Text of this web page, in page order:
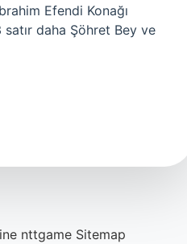
Efendi Konağı
satır daha Şöhret Bey ve
nttgame Sitemap